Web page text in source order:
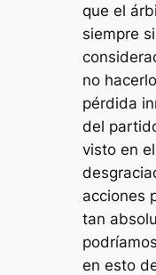
que el
siempre
no
pérdida
del
visto en
acciones
tan
en esto